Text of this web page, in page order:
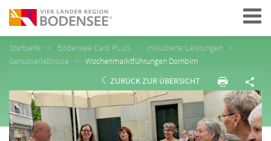
Navigation
Startseite Bodensee Card PLUS
Inkludierte Leistungen
Genusserlebnisse
Wochenmarktführungen Dornbirn
ZURÜCK ZUR ÜBERSICHT